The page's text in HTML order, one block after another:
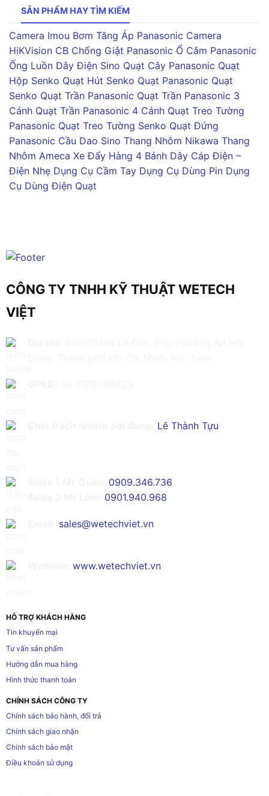
SẢN PHẨM HAY TÌM KIẾM
Camera Imou Bơm Tăng Áp Panasonic Camera
HiKVision CB Chống Giật Panasonic Ổ Cắm Panasonic
Ống Luồn Dây Điện Sino Quạt Cây Panasonic Quạt
Hộp Senko Quạt Hút Senko Quạt Panasonic Quạt
Senko Quạt Trần Panasonic Quạt Trần Panasonic 3
Cánh Quạt Trần Panasonic 4 Cánh Quạt Treo Tường
Panasonic Quạt Treo Tường Senko Quạt Đứng
Panasonic Cầu Dao Sino Thang Nhôm Nikawa Thang
Nhôm Ameca Xe Đẩy Hàng 4 Bánh Dây Cáp Điện –
Điện Nhẹ Dụng Cụ Cầm Tay Dụng Cụ Dùng Pin Dụng
Cụ Dùng Điện Quạt
CÔNG TY TNHH KỸ THUẬT WETECH
VIỆT
Lê Thành Tựu
0909.346.736
0901.940.968
sales@wetechviet.vn
www.wetechviet.vn
HỖ TRỢ KHÁCH HÀNG
Tin khuyến mại
Tư vấn sản phẩm
Hướng dẫn mua hàng
Hình thức thanh toán
CHÍNH SÁCH CÔNG TY
Chính sách bảo hành, đổi trả
Chính sách giao nhận
Chính sách bảo mật
Điều khoản sử dụng